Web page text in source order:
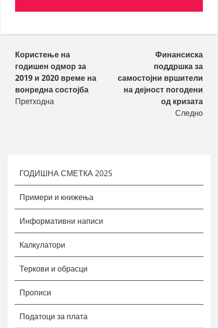
Користење на
годишен одмор за
2019 и 2020 време на
вонредна состојба
Претходна
Финансиска
поддршка за
самостојни вршители
на дејност погодени
од кризата
Следно
ГОДИШНА СМЕТКА 2025
Примери и книжења
Информативни написи
Калкулатори
Теркови и обрасци
Прописи
Податоци за плата